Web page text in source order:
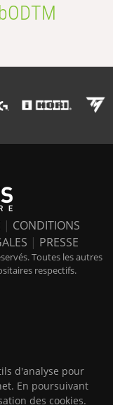
| CONDITIONS
| PRESSE
Toutes les autres
respectifs.
d'analyse pour
En poursuivant
des cookies.